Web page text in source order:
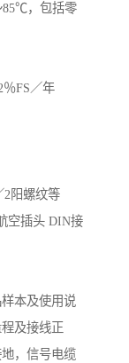
85℃，包括零
FS／年
2阳螺纹等
空插头 DIN接
本及使用说
及接线正
，信号电缆